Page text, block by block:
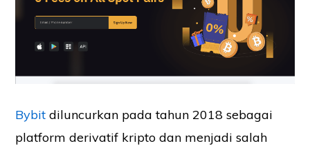
Bybit diluncurkan pada tahun 2018 sebagai
platform derivatif kripto dan menjadi salah